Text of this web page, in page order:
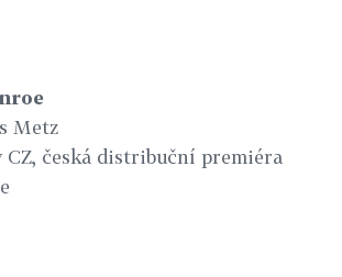
Metz
CZ, česká distribuční premiéra